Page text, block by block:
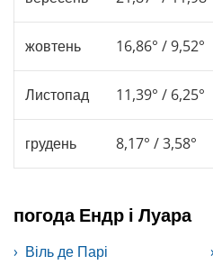
жовтень 16,86° / 9,52°
Листопад 11,39° / 6,25°
грудень 8,17° / 3,58°
погода Ендр і Луара
Віль де Парі